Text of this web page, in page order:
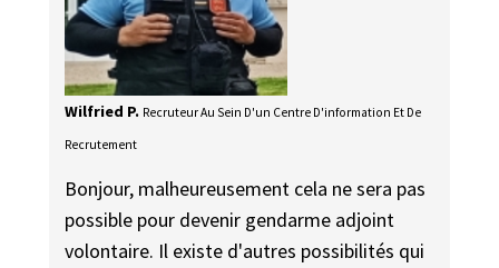
Wilfried P. Recruteur Au Sein D'un Centre D'information Et De
Recrutement
Bonjour, malheureusement cela ne sera pas
possible pour devenir gendarme adjoint
volontaire. Il existe d'autres possibilités qui